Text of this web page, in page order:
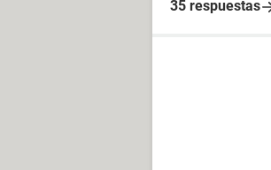
35 respuestas